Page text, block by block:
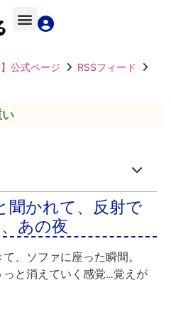
公式ページ
RSSフィード
聞かれて、反射で
あの夜
、ソファに座った瞬間。
と消えていく感覚…覚えが